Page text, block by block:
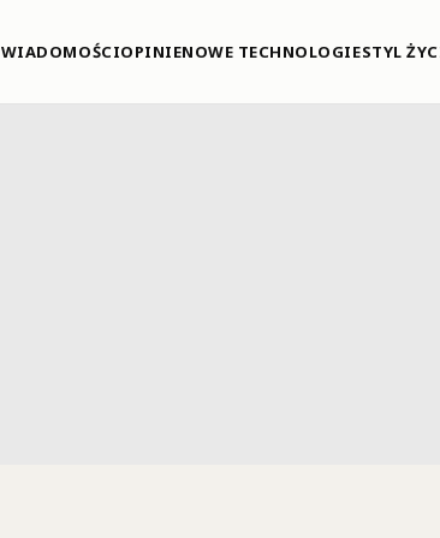
WIADOMOŚCIOPINIENOWE TECHNOLOGIESTYL